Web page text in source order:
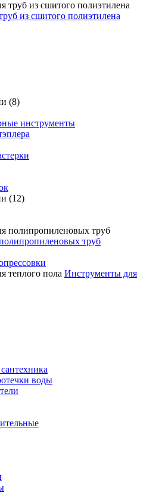
из сшитого полиэтилена
(8)
инструменты
(12)
труб
Инструменты для
воды